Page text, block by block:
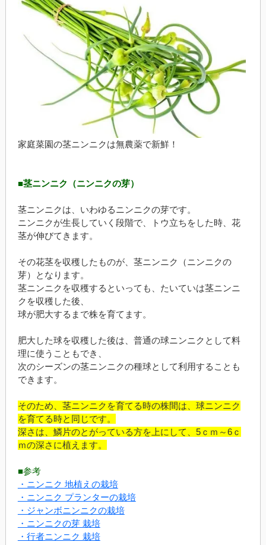
家庭菜園の茎ニンニクは無農薬で新鮮！
■茎ニンニク（ニンニクの芽）
茎ニンニクは、いわゆるニンニクの芽です。
ニンニクが生長していく段階で、トウ立ちをした時、花
茎が伸びてきます。
その花茎を収穫したものが、茎ニンニク（ニンニクの
芽）となります。
茎ニンニクを収穫するといっても、たいていは茎ニンニ
クを収穫した後、
球が肥大するまで株を育てます。
肥大した球を収穫した後は、普通の球ニンニクとして料
理に使うこともでき、
次のシーズンの茎ニンニクの種球として利用することも
できます。
そのため、茎ニンニクを育てる時の株間は、球ニンニク
を育てる時と同じです。
深さは、鱗片のとがっている方を上にして、5ｃｍ～6ｃ
ｍの深さに植えます。
■参考
・ニンニク 地植えの栽培
・ニンニク プランターの栽培
・ジャンボニンニクの栽培
・ニンニクの芽 栽培
・行者ニンニク 栽培